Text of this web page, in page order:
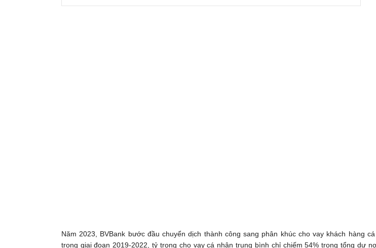
Năm 2023, BVBank bước đầu chuyển dịch thành công sang phân khúc cho vay khách hàng
trong giai đoạn 2019-2022, tỷ trọng cho vay cá nhân trung bình chỉ chiếm 54% trong tổng dư